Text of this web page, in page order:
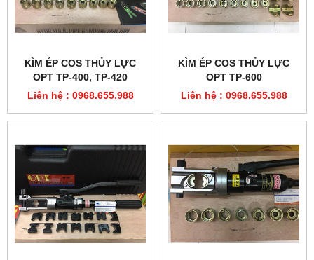
KÌM ÉP COS THỦY LỰC
OPT TP-400, TP-420
Liên hệ : 0968.655.988
KÌM ÉP COS THỦY LỰC
OPT TP-600
Liên hệ : 0968.655.988